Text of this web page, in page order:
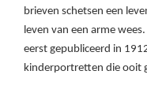
brieven schetsen een
leven van een arme
eerst gepubliceerd in
kinderportretten die ooit